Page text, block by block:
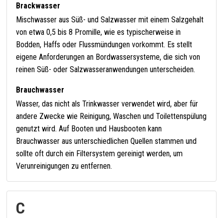
Brackwasser
Mischwasser aus Süß- und Salzwasser mit einem Salzgehalt
von etwa 0,5 bis 8 Promille, wie es typischerweise in
Bodden, Haffs oder Flussmündungen vorkommt. Es stellt
eigene Anforderungen an Bordwassersysteme, die sich von
reinen Süß- oder Salzwasseranwendungen unterscheiden.
Brauchwasser
Wasser, das nicht als Trinkwasser verwendet wird, aber für
andere Zwecke wie Reinigung, Waschen und Toilettenspülung
genutzt wird. Auf Booten und Hausbooten kann
Brauchwasser aus unterschiedlichen Quellen stammen und
sollte oft durch ein Filtersystem gereinigt werden, um
Verunreinigungen zu entfernen.
C